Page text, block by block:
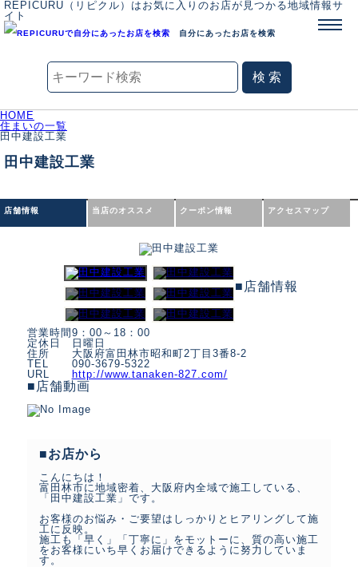
REPICURU（リピクル）はお気に入りのお店が見つかる地域情報サ
イト
自分にあったお店を検索
HOME
住まいの一覧
田中建設工業
田中建設工業
店舗情報 当店のオススメ クーポン情報 アクセスマップ
■店舗情報
営業時間 9：00～18：00
定休日
日曜日
住所
大阪府富田林市昭和町2丁目3番8-2
TEL
090-3679-5322
URL
http://www.tanaken-827.com/
■店舗動画
■お店から
こんにちは！
富田林市に地域密着、大阪府内全域で施工している、
「田中建設工業」です。
お客様のお悩み・ご要望はしっかりとヒアリングして施
工に反映。
施工も「早く」「丁寧に」をモットーに、質の高い施工
をお客様にいち早くお届けできるように努力していま
す。